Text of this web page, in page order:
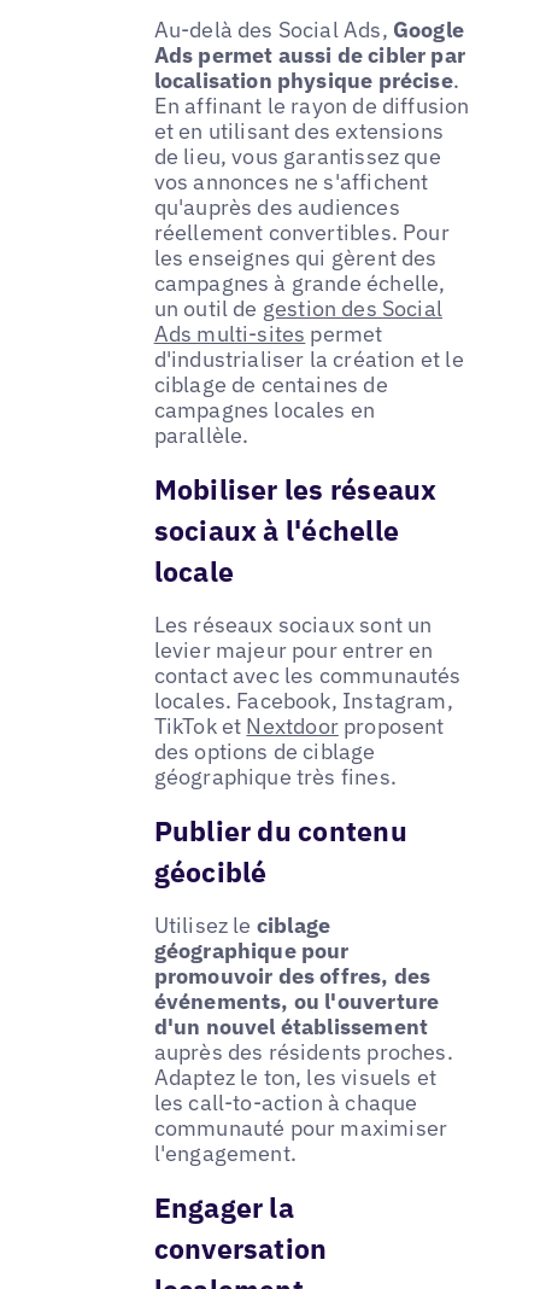
Au-delà des Social Ads, Google
Ads permet aussi de cibler par
localisation physique précise.
En affinant le rayon de diffusion
et en utilisant des extensions
de lieu, vous garantissez que
vos annonces ne s'affichent
qu'auprès des audiences
réellement convertibles. Pour
les enseignes qui gèrent des
campagnes à grande échelle,
un outil de gestion des Social
Ads multi-sites permet
d'industrialiser la création et le
ciblage de centaines de
campagnes locales en
parallèle.
Mobiliser les réseaux
sociaux à l'échelle
locale
Les réseaux sociaux sont un
levier majeur pour entrer en
contact avec les communautés
locales. Facebook, Instagram,
TikTok et Nextdoorproposent
des options de ciblage
géographique très fines.
Publier du contenu
géociblé
Utilisez le ciblage
géographique pour
promouvoir des offres, des
événements, ou l'ouverture
d'un nouvel établissement
auprès des résidents proches.
Adaptez le ton, les visuels et
les call-to-action à chaque
communauté pour maximiser
l'engagement.
Engager la
conversation